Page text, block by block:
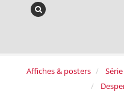
Affiches & posters